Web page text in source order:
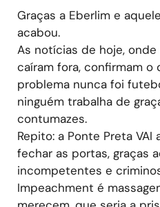
Graças a Eberlim e
acabou.
As notícias de hoje,
caíram fora, confirmam o
problema nunca foi
ninguém trabalha de
contumazes.
Repito: a Ponte Preta VAI
fechar as portas, graças
incompetentes e
Impeachment é